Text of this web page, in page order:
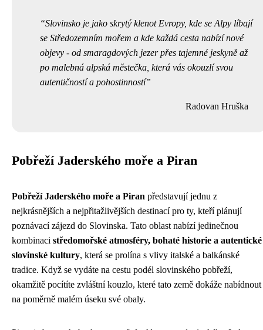
Slovinsko je jako skrytý klenot Evropy, kde se Alpy líbají
se Středozemním mořem a kde každá cesta nabízí nové
objevy - od smaragdových jezer přes tajemné jeskyně až
po malebná alpská městečka, která vás okouzlí svou
autentičností a pohostinností
Radovan Hruška
Pobřeží Jaderského moře a Piran
Pobřeží Jaderského moře a Piran představují jednu z
nejkrásnějších a nejpřitažlivějších destinací pro ty, kteří plánují
poznávací zájezd do Slovinska. Tato oblast nabízí jedinečnou
kombinaci středomořské atmosféry, bohaté historie a autentické
slovinské kultury, která se prolína s vlivy italské a balkánské
tradice. Když se vydáte na cestu podél slovinského pobřeží,
okamžitě pocítíte zvláštní kouzlo, které tato země dokáže nabídnout
na poměrně malém úseku své obaly.